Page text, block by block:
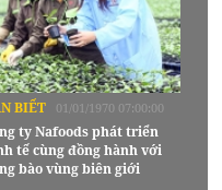
BIẾT 01/01/1970 07:00:00
ty Nafoods phát triển
tế cùng đồng hành với
bào vùng biên giới